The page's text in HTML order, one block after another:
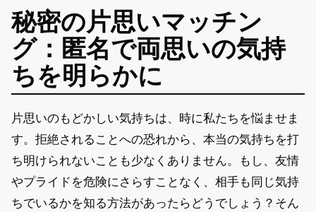
秘密の片思いマッチン
グ：匿名で両思いの気持
ちを明らかに
片思いのもどかしい気持ちは、時に私たちを悩ませま
す。拒絶されることへの恐れから、本当の気持ちを打
ち明けられないことも少なくありません。もし、友情
やプライドを危険にさらすことなく、相手も同じ気持
ちでいるかを知る方法があったらどうでしょう？そん